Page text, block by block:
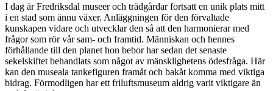
I dag är Fredriksdal museer och trädgårdar fortsatt en unik plats mitt
i en stad som ännu växer. Anläggningen för den förvaltade
kunskapen vidare och utvecklar den så att den harmonierar med
frågor som rör vår sam- och framtid. Människan och hennes
förhållande till den planet hon bebor har sedan det senaste
sekelskiftet behandlats som något av mänsklighetens ödesfråga. Här
kan den museala tankefiguren framåt och bakåt komma med viktiga
bidrag. Förmodligen har ett friluftsmuseum aldrig varit viktigare än